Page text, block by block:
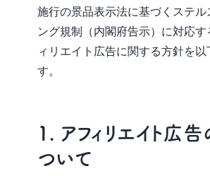
施行の景品表示法に基づくステル
ング規制（内閣府告示）に対応す
ィリエイト広告に関する方針を以
す。
1. アフィリエイト広
ついて